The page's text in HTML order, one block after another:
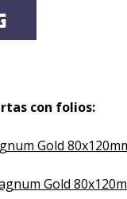
con folios:
Gold
Gold